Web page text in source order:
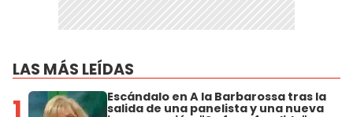
LAS MÁS LEÍDAS
1 Escándalo en A la Barbarossa tras la
salida de una panelista y una nueva